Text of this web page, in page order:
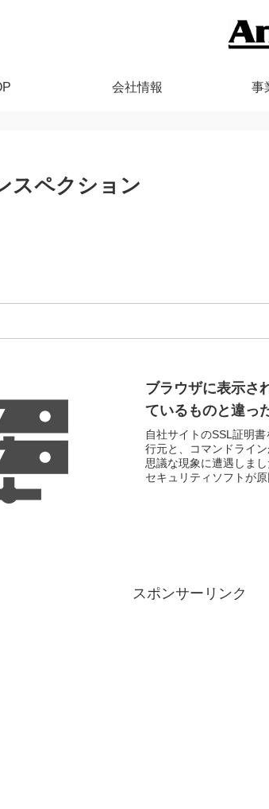
会社情報 事
スペクション
ブラウザに表示さ
ているものと違っ
自社サイトのSSL証明
行元と、コマンドライ
思議な現象に遭遇しま
セキュリティソフトが
スポンサーリンク